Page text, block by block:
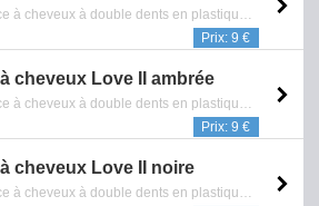
Une pince à cheveux à double dents en plastique incrustée de strass rose - Reference: 0902.197.0508
Prix: 9 €
cheveux Love II ambrée
Une pince à cheveux à double dents en plastique portant l'inscription love - Dim: L8 cm - Reference: 0902.505.0112
Prix: 9 €
cheveux Love II noire
Une pince à cheveux à double dents en plastique portant l'inscription love - Dim: L8 cm - Reference: 0902.504.0112